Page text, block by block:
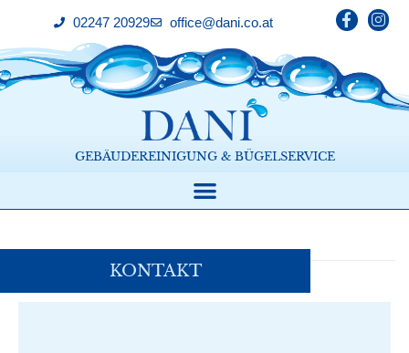
02247 20929 office@dani.co.at
GEBÄUDEREINIGUNG & BÜGELSERVICE
KONTAKT